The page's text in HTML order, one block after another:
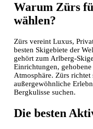
Warum Zürs
wählen?
Zürs vereint Luxus,
besten Skigebiete der
gehört zum Arlberg-
Einrichtungen,
Atmosphäre. Zürs richtet
außergewöhnliche
Bergkulisse suchen.
Die besten